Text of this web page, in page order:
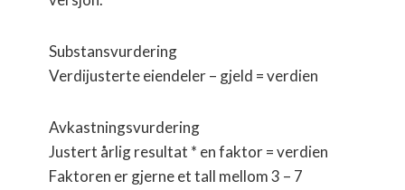
Substansvurdering
Verdijusterte eiendeler – gjeld = verdien
Avkastningsvurdering
Justert årlig resultat * en faktor = verdien
Faktoren er gjerne et tall mellom 3 – 7